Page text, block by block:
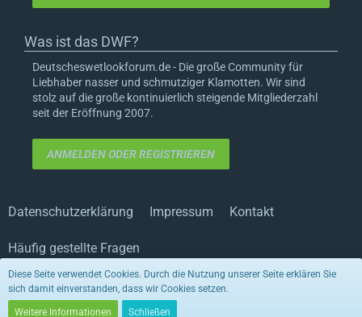
Was ist das DWF?
Deutscheswetlookforum.de - Die große Community für
Liebhaber nasser und schmutziger Klamotten. Wir sind
stolz auf die große kontinuierlich steigende Mitgliederzahl
seit der Eröffnung 2007.
ANMELDEN ODER REGISTRIEREN
Datenschutzerklärung Impressum Kontakt
Häufig gestellte Fragen
Stil von:ForoStyle
Stil ändern
Diese Seite verwendet Cookies. Durch die Nutzung unserer Seite erklären Sie
sich damit einverstanden, dass wir Cookies setzen.
Weitere Informationen Schließen